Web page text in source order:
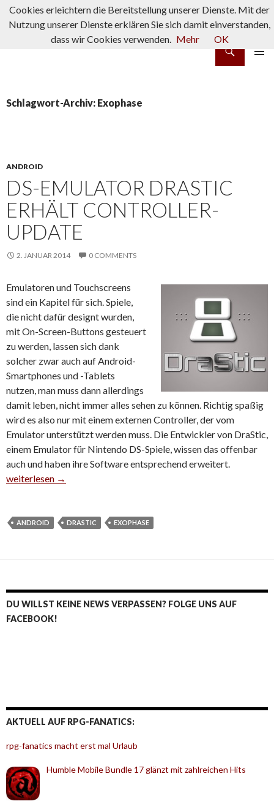
Schlagwort-Archiv: Exophase
ANDROID
DS-EMULATOR DRASTIC
ERHÄLT CONTROLLER-
UPDATE
2. JANUAR 2014 0 COMMENTS
Emulatoren und Touchscreens
sind ein Kapitel für sich. Spiele,
die nicht dafür designt wurden,
mit On-Screen-Buttons gesteuert
zu werden, lassen sich dank
solcher zwar auch auf Android-
Smartphones und -Tablets
nutzen, man muss dann allerdings
damit leben, nicht immer alles sehen zu können. Richtig spaßig
wird es also nur mit einem externen Controller, der vom
Emulator unterstützt werden muss. Die Entwickler von DraStic,
einem Emulator für Nintendo DS-Spiele, wissen das offenbar
auch und haben ihre Software entsprechend erweitert.
DS-Emulator DraStic erhält Controller-Update
weiterlesen →
ANDROID DRASTIC EXOPHASE
DU WILLST KEINE NEWS VERPASSEN? FOLGE UNS AUF
FACEBOOK!
AKTUELL AUF RPG-FANATICS:
rpg-fanatics macht erst mal Urlaub
Humble Mobile Bundle 17 glänzt mit zahlreichen Hits
Cookies erleichtern die Bereitstellung unserer Dienste. Mit der
Nutzung unserer Dienste erklären Sie sich damit einverstanden,
dass wir Cookies verwenden. Mehr OK